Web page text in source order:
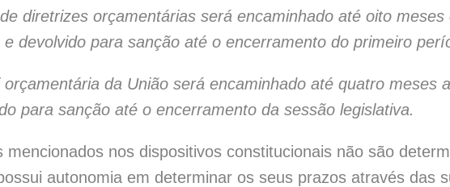
diretrizes orçamentárias será encaminhado até oito
devolvido para sanção até o encerramento do primeiro
da União será encaminhado até quatro meses
para sanção até o encerramento da sessão legislativa.
mencionados nos dispositivos constitucionais não são
autonomia em determinar os seus prazos através das